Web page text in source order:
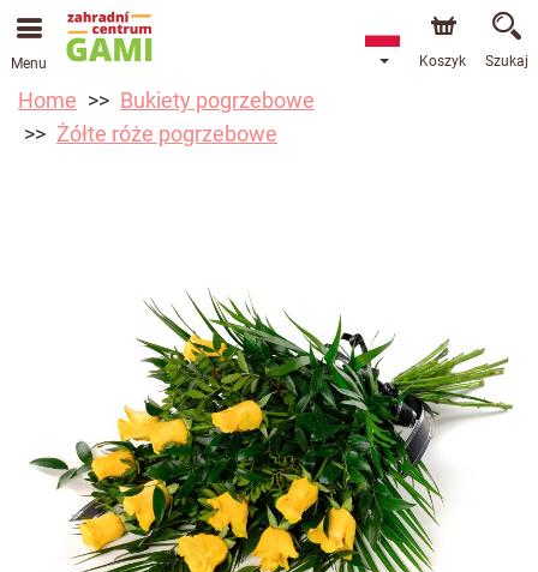
Menu Koszyk Szukaj
Home
Bukiety pogrzebowe
Żółte róże pogrzebowe